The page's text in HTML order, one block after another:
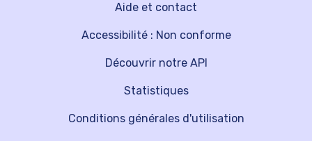
Découvrir notre API
Aide et contact
Statistiques
Accessibilité : Non conforme
Conditions générales d'utilisation